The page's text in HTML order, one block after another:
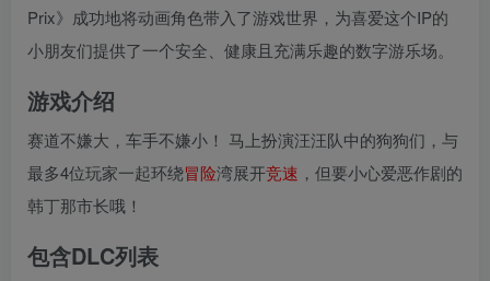
Prix》成功地将动画角色带入了游戏世界，为喜爱这个IP的
小朋友们提供了一个安全、健康且充满乐趣的数字游乐场。
游戏介绍
赛道不嫌大，车手不嫌小！ 马上扮演汪汪队中的狗狗们，与
最多4位玩家一起环绕冒险湾展开竞速 ，但要小心爱恶作剧的
韩丁那市长哦！
包含DLC列表